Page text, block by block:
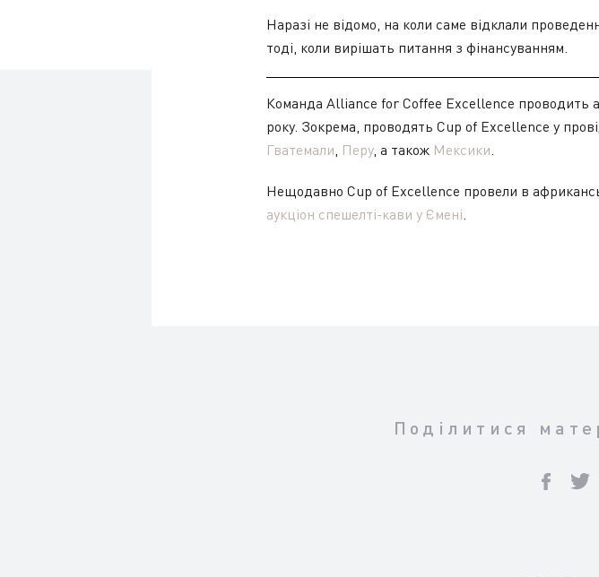
Наразі не відомо, на коли саме відклали
тоді, коли вирішать питання з фінансуванням.
Команда Alliance for Coffee Excellence проводить
року. Зокрема, проводять Cup of Excellence у
Гватемали, Перу, а також Мексики.
Нещодавно Cup of Excellence провели в
аукціон спешелті-кави у Ємені.
Поділитися